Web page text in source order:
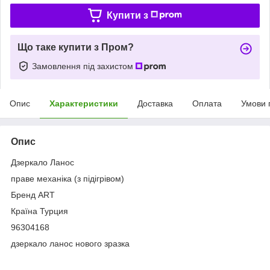
Купити з
Що таке купити з Пром?
Замовлення під захистом
Опис Характеристики Доставка Оплата Умови
Опис
Дзеркало Ланос
праве механіка (з підігрівом)
Бренд ART
Країна Турция
96304168
дзеркало ланос нового зразка